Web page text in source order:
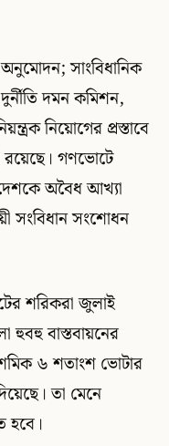
সাংবিধানিক
দমন কমিশন,
নিয়োগের প্রস্তাবে
রয়েছে। গণভোটে
অবৈধ আখ্যা
সংবিধান সংশোধন
শরিকরা জুলাই
হুবহু বাস্তবায়নের
৬ শতাংশ ভোটার
তা মেনে
হবে।